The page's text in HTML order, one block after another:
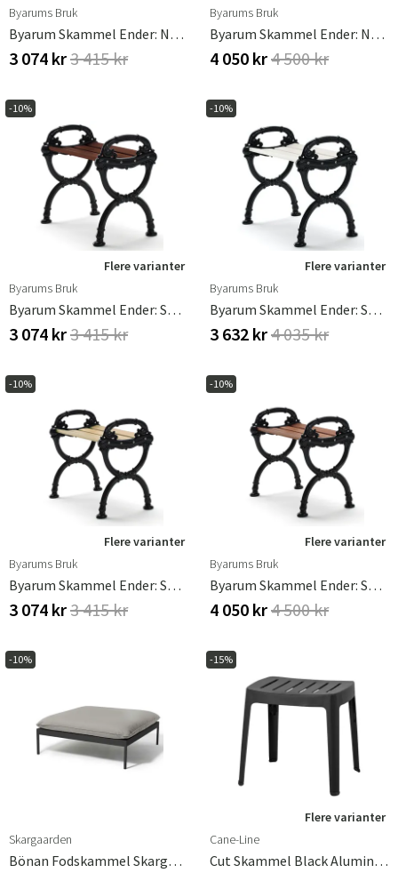
Sverige
Danmark
Norge
Suomi
Byarums Bruk
Byarum Skammel Ender: Natur / Træ: Imprægneret Fyrretræ
3 074 kr3 415 kr
Byarums Bruk
Byarum Skammel Ender: Natur / Træ: Olieret Mahogni
4 050 kr4 500 kr
-10%
Flere varianter
Byarums Bruk
Byarum Skammel Ender: Sort / Træ: Brunbejdset Fyr
3 074 kr3 415 kr
-10%
Flere varianter
Byarums Bruk
Byarum Skammel Ender: Sort / Træ: Hvidlakeret Fyrretræ
3 632 kr4 035 kr
-10%
Flere varianter
Byarums Bruk
Byarum Skammel Ender: Sort / Træ: Imprægneret Fyr
3 074 kr3 415 kr
-10%
Flere varianter
Byarums Bruk
Byarum Skammel Ender: Sort / Træ: Olieret Mahogni
4 050 kr4 500 kr
-10%
Skargaarden
Bönan Fodskammel Skargaarden
-15%
Flere varianter
Cane-Line
Cut Skammel Black Aluminium